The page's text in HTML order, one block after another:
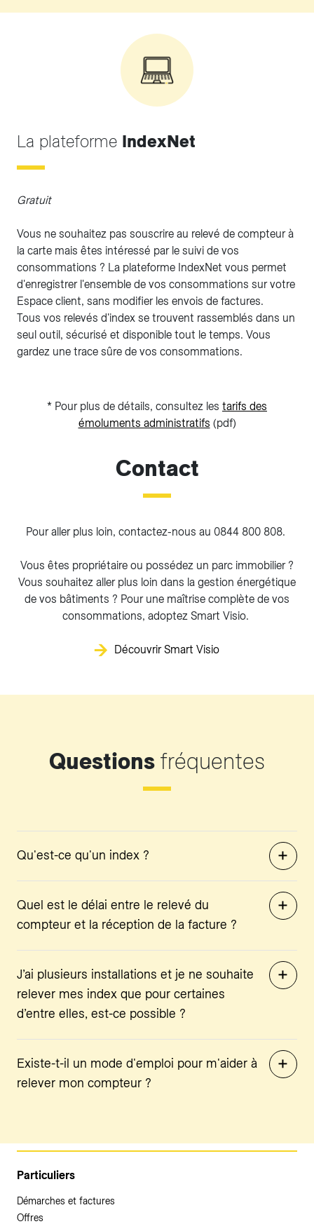
La plateforme IndexNet
Gratuit
Vous ne souhaitez pas souscrire au relevé de compteur à
la carte mais êtes intéressé par le suivi de vos
consommations ? La plateforme IndexNet vous permet
d'enregistrer l'ensemble de vos consommations sur votre
Espace client, sans modifier les envois de factures.
Tous vos relevés d'index se trouvent rassemblés dans un
seul outil, sécurisé et disponible tout le temps. Vous
gardez une trace sûre de vos consommations.
* Pour plus de détails, consultez les tarifs des
émoluments administratifs (pdf)
Contact
Pour aller plus loin, contactez-nous au 0844 800 808.
Vous êtes propriétaire ou possédez un parc immobilier ?
Vous souhaitez aller plus loin dans la gestion énergétique
de vos bâtiments ? Pour une maîtrise complète de vos
consommations, adoptez Smart Visio.
Découvrir Smart Visio
Questions fréquentes
Qu'est-ce qu'un index ?
Quel est le délai entre le relevé du
compteur et la réception de la facture ?
J’ai plusieurs installations et je ne souhaite
relever mes index que pour certaines
d’entre elles, est-ce possible ?
Existe-t-il un mode d'emploi pour m'aider à
relever mon compteur ?
Particuliers
Démarches et factures
Offres